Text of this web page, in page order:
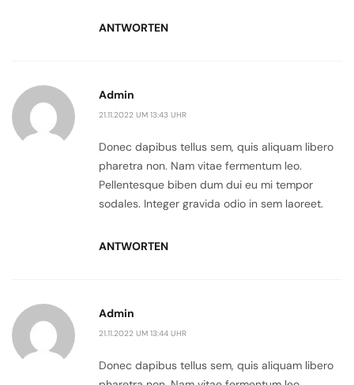
ANTWORTEN
Admin
21.11.2022 UM 13:43 UHR
Donec dapibus tellus sem, quis aliquam libero
pharetra non. Nam vitae fermentum leo.
Pellentesque biben dum dui eu mi tempor
sodales. Integer gravida odio in sem laoreet.
ANTWORTEN
Admin
21.11.2022 UM 13:44 UHR
Donec dapibus tellus sem, quis aliquam libero